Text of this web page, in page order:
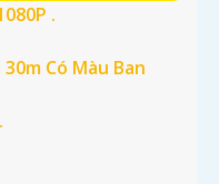
.
Có Màu Ban